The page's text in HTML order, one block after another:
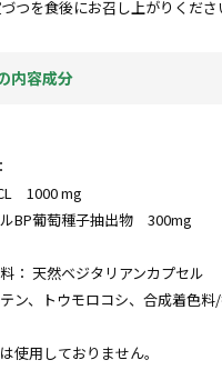
つを食後にお召し上がりくださ
内容成分
1000 mg
BP葡萄種子抽出物 300mg
： 天然ベジタリアンカプセル
ン、トウモロコシ、合成着色
使用しておりません。